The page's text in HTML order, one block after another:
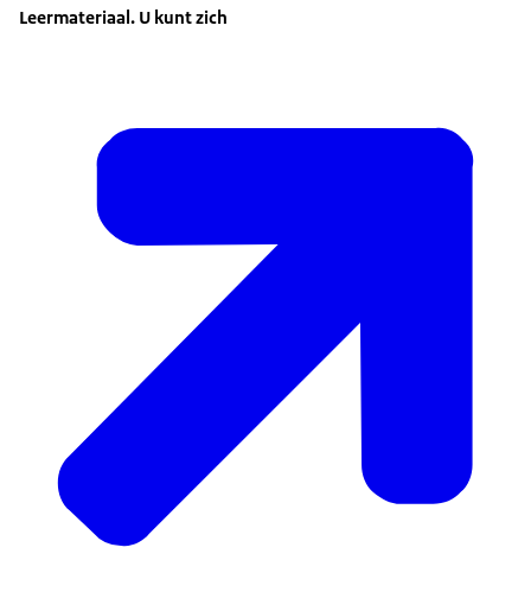
Leermateriaal. U kunt zich